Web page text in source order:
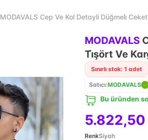
MODAVALS Cep Ve Kol Detayli Düğmeli̇
MODAVALS
Ti̇şört Ve
Sınırlı stok: 1 adet
Satıcı:MODAVALS
Bu üründen
5.822,50
RenkSiyah